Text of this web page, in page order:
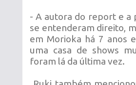
- A autora do report e a
se entenderam direito,
em Morioka há 7 anos
uma casa de shows
foram lá da última vez.